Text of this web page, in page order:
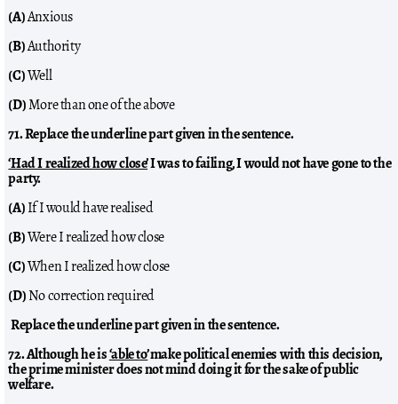
(A)Anxious
(B)Authority
(C)Well
(D)More than one of the above
71. Replace the underline part given in the sentence.
‘Had I realized how close’I was to failing, I would not have gone to the
party.
(A)If I would have realised
(B)Were I realized how close
(C)When I realized how close
(D)No correction required
Replace the underline part given in the sentence.
72. Although he is‘able to’make political enemies with this decision,
the prime minister does not mind doing it for the sake of public
welfare.